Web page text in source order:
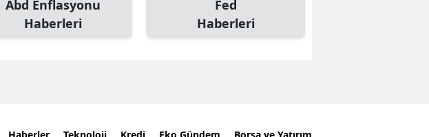
Abd Enflasyonu
Haberleri
Fed
Haberleri